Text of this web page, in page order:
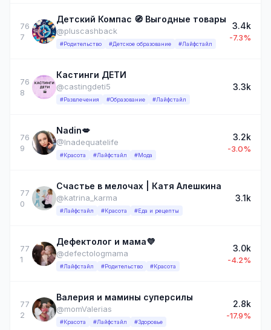
76
7
Детский Компас 🧭 Выгодные товары
@pluscashback
#Родительство #Детское образование #Лайфстайл
3.4k
-7.3%
76
8
Кастинги ДЕТИ
@castingdeti5
#Развлечения #Образование #Лайфстайл
3.3k
76
9
Nadin💋
@Inadequatelife
#Красота #Лайфстайл #Мода
3.2k
-3.0%
77
0
Счастье в мелочах | Катя Алешкина
@katrina_karma
#Лайфстайл #Красота #Еда и рецепты
3.1k
77
1
Дефектолог и мама💜
@defectologmama
#Лайфстайл #Родительство #Красота
3.0k
-4.2%
77
2
Валерия и мамины суперсилы
@momValerias
#Красота #Лайфстайл #Здоровье
2.8k
-17.9%